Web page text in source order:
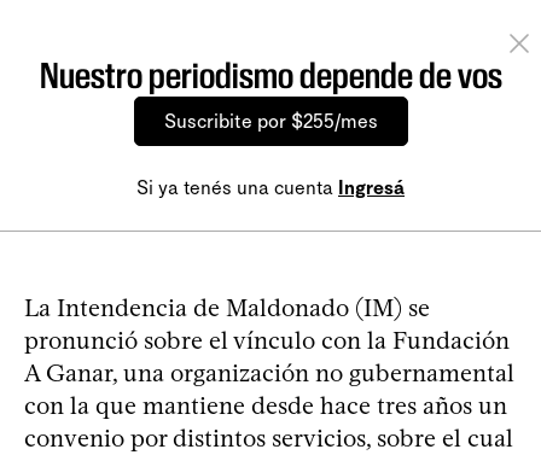
Nuestro periodismo depende de vos
Suscribite por $255/mes
Si ya tenés una cuenta Ingresá
La Intendencia de Maldonado (IM) se
pronunció sobre el vínculo con la Fundación
A Ganar, una organización no gubernamental
con la que mantiene desde hace tres años un
convenio por distintos servicios, sobre el cual